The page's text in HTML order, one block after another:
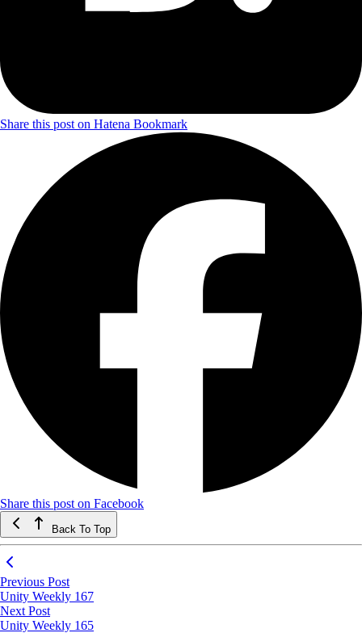
Share this post on Hatena Bookmark
Share this post on Facebook
Back To Top
Previous Post
Unity Weekly 167
Next Post
Unity Weekly 165